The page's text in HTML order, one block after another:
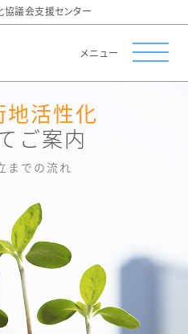
議会支援センター
メニュー
地活性化
ご案内
までの流れ